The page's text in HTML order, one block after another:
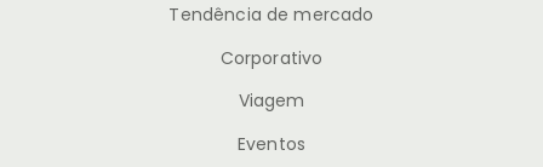
Tendência de mercado
Corporativo
Viagem
Eventos